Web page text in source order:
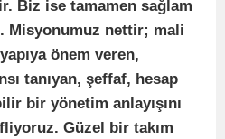
Biz ise tamamen sağlam
Misyonumuz nettir; mali
önem veren,
tanıyan, şeffaf, hesap
bir yönetim anlayışını
Güzel bir takım